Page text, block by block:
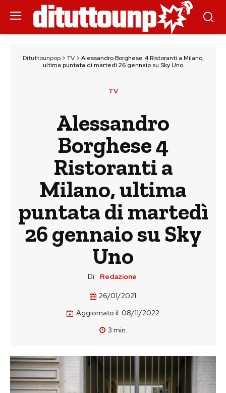
Dituttounpop> TV> Alessandro Borghese 4 Ristoranti a Milano,
ultima puntata di martedì 26 gennaio su Sky Uno
TV
Alessandro
Borghese 4
Ristoranti a
Milano, ultima
puntata di martedì
26 gennaio su Sky
Uno
Di: Redazione
26/01/2021
Aggiornato il: 08/11/2022
3 min.